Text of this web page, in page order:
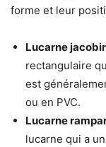
forme et leur
Lucarne
rectangulaire
est
ou en PVC.
Lucarne
lucarne qui a